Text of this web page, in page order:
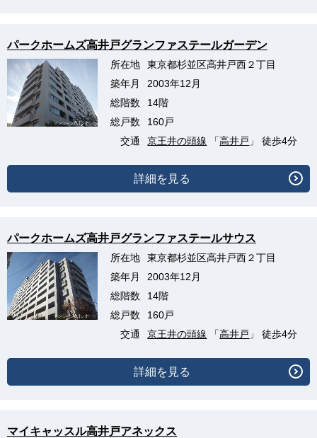
パークホームズ高井戸グランファステールガーデン
所在地
東京都杉並区高井戸西２丁目
築年月
2003年12月
総階数
14階
総戸数
160戸
交通
京王井の頭線 「高井戸 」 徒歩4分
詳細を見る
パークホームズ高井戸グランファステールサウス
所在地
東京都杉並区高井戸西２丁目
築年月
2003年12月
総階数
14階
総戸数
160戸
交通
京王井の頭線 「高井戸 」 徒歩4分
詳細を見る
マイキャッスル高井戸アネックス